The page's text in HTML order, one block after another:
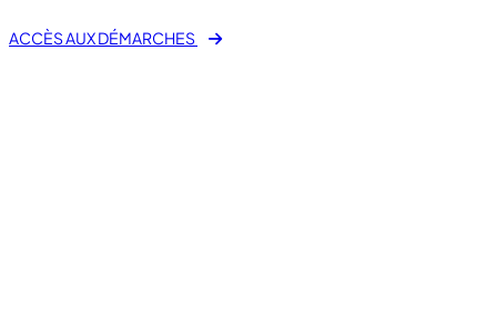
ACCÈS AUX DÉMARCHES